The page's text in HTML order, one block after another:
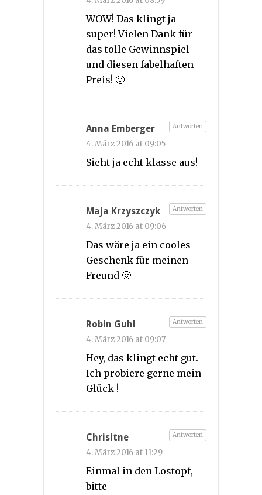
WOW! Das klingt ja
super! Vielen Dank für
das tolle Gewinnspiel
und diesen fabelhaften
Preis! 🙂
Anna Emberger
4. März 2016 at 09:05
Sieht ja echt klasse aus!
Antworten
Maja Krzyszczyk
4. März 2016 at 09:06
Das wäre ja ein cooles
Geschenk für meinen
Freund 🙂
Antworten
Robin Guhl
4. März 2016 at 09:07
Hey, das klingt echt gut.
Ich probiere gerne mein
Glück !
Antworten
Chrisitne
4. März 2016 at 11:29
Einmal in den Lostopf,
bitte
Antworten